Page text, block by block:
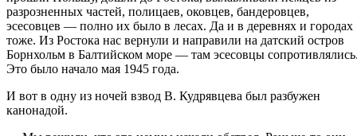
разрозненных частей, полицаев, оковцев, бандеровцев,
эсесовцев — полно их было в лесах. Да и в деревнях и городах
тоже. Из Ростока нас вернули и направили на датский остров
Борнхольм в Балтийском море — там эсесовцы
Это было начало мая 1945 года.
И вот в одну из ночей взвод В. Кудрявцева был разбужен
канонадой.